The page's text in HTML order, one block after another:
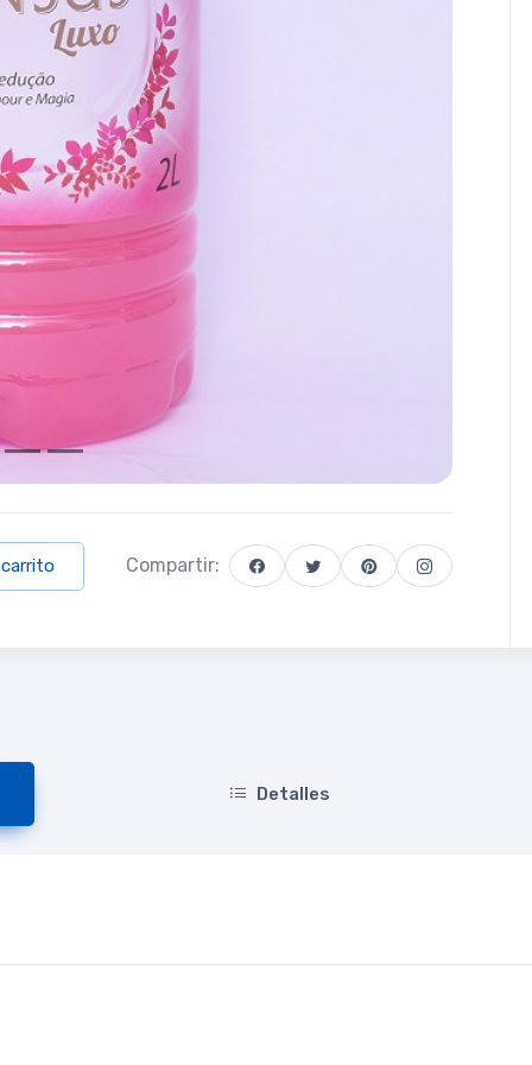
Compartir:
Detalles